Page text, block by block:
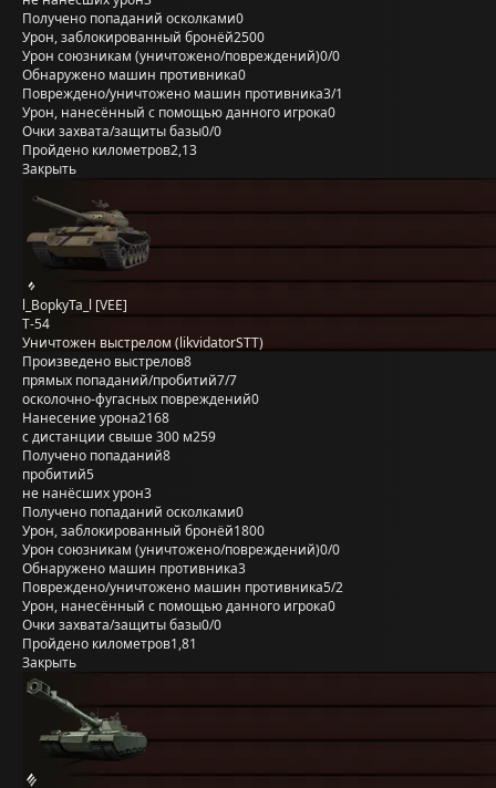
Получено попаданий осколками0
Урон, заблокированный бронёй2500
Урон союзникам (уничтожено/повреждений)0/0
Обнаружено машин противника0
Повреждено/уничтожено машин противника3/1
Урон, нанесённый с помощью данного игрока0
Очки захвата/защиты базы0/0
Пройдено километров2,13
Закрыть
l_BopkyTa_l [VEE]
Т-54
Уничтожен выстрелом (likvidatorSTT)
Произведено выстрелов8
прямых попаданий/пробитий7/7
осколочно-фугасных повреждений0
Нанесение урона2168
с дистанции свыше 300 м259
Получено попаданий8
пробитий5
не нанёсших урон3
Получено попаданий осколками0
Урон, заблокированный бронёй1800
Урон союзникам (уничтожено/повреждений)0/0
Обнаружено машин противника3
Повреждено/уничтожено машин противника5/2
Урон, нанесённый с помощью данного игрока0
Очки захвата/защиты базы0/0
Пройдено километров1,81
Закрыть